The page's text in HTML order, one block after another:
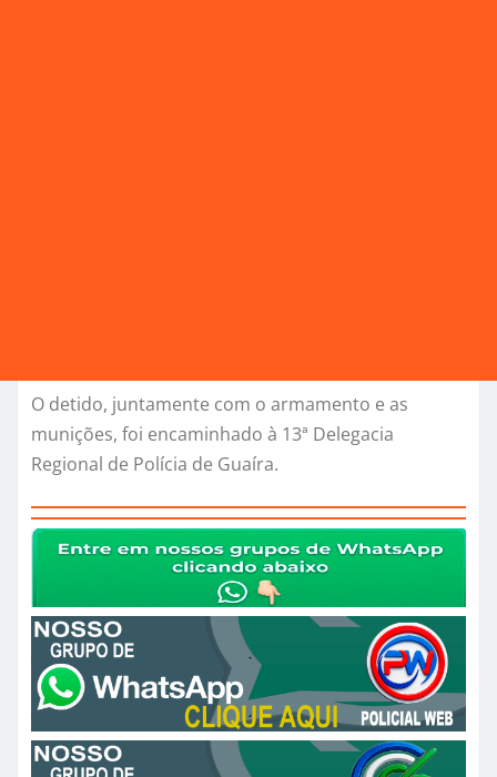
O detido, juntamente com o armamento e as
munições, foi encaminhado à 13ª Delegacia
Regional de Polícia de Guaíra.